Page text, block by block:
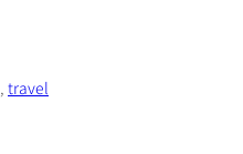
, travel